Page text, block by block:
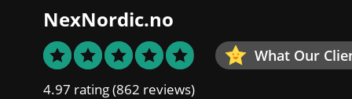
NexNordic.no
What Our
4.97 rating(862 reviews)